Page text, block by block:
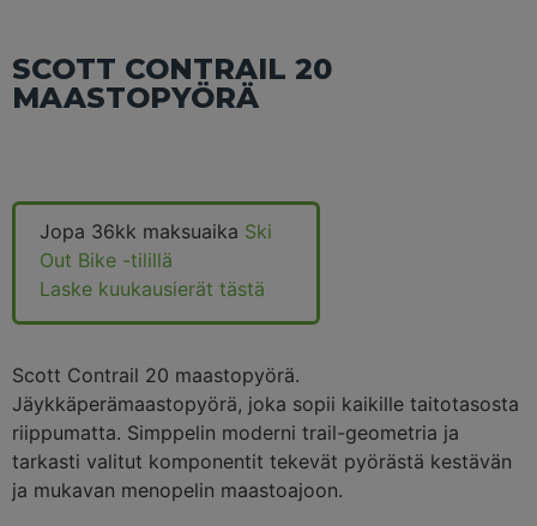
SCOTT CONTRAIL 20
MAASTOPYÖRÄ
Jopa 36kk maksuaika Ski
Out Bike -tilillä
Laske kuukausierät tästä
Scott Contrail 20 maastopyörä.
Jäykkäperämaastopyörä, joka sopii kaikille taitotasosta
riippumatta. Simppelin moderni trail-geometria ja
tarkasti valitut komponentit tekevät pyörästä kestävän
ja mukavan menopelin maastoajoon.